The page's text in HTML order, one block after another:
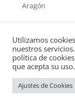
Aragón
Copyright ©
Utilizamos
nuestros
política de
que acepta su uso.
Ajustes de Cookies